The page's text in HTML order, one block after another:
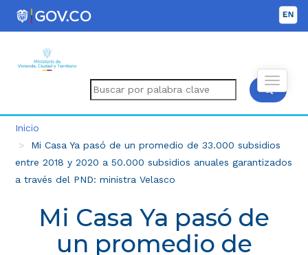
Inicio
Mi Casa Ya pasó de un promedio de 33.000 subsidios
entre 2018 y 2020 a 50.000 subsidios anuales garantizados
a través del PND: ministra Velasco
Mi Casa Ya pasó de
un promedio de